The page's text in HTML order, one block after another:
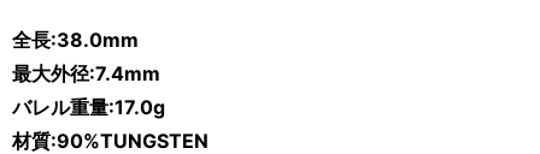
全長:38.0mm
最大外径:7.4mm
バレル重量:17.0g
材質:90%TUNGSTEN